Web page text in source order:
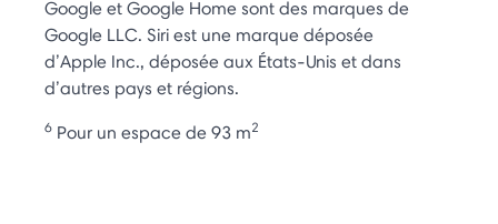
Google et Google Home sont des marques de
Google LLC. Siri est une marque déposée
d’Apple Inc., déposée aux États-Unis et dans
d’autres pays et régions.
6 Pour un espace de 93 m2